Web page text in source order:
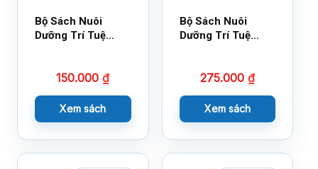
Bộ Sách Nuôi
Dưỡng Trí Tuệ
150.000₫
Xem sách
Bộ Sách Nuôi
Dưỡng Trí Tuệ
275.000 ₫
Xem sách